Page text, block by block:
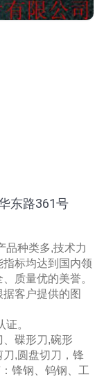
东路361号
种类多,技术力
标均达到国内领
质量优的美誉。
客户提供的图
。
碟形刀,碗形
,圆盘切刀，锋
锋钢、钨钢、工